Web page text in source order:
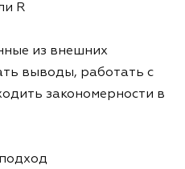
R
из внешних
выводы, работать с
закономерности в